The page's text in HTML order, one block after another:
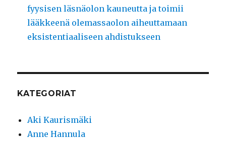
fyysisen läsnäolon kauneutta ja toimii
lääkkeenä olemassaolon aiheuttamaan
eksistentiaaliseen ahdistukseen
KATEGORIAT
Aki Kaurismäki
Anne Hannula